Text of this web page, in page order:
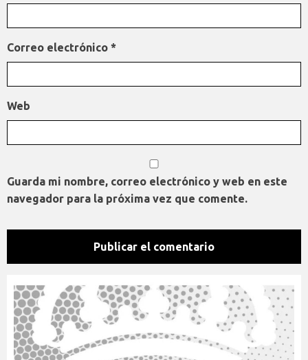
Correo electrónico *
Web
Guarda mi nombre, correo electrónico y web en este
navegador para la próxima vez que comente.